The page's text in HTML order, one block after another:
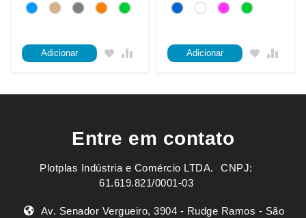
Adicionar Adicionar
Entre em contato
Plotplas Indústria e Comércio LTDA. ㅤㅤㅤ CNPJ:
61.619.821/0001-03
Av. Senador Vergueiro, 3904 - Rudge Ramos - São